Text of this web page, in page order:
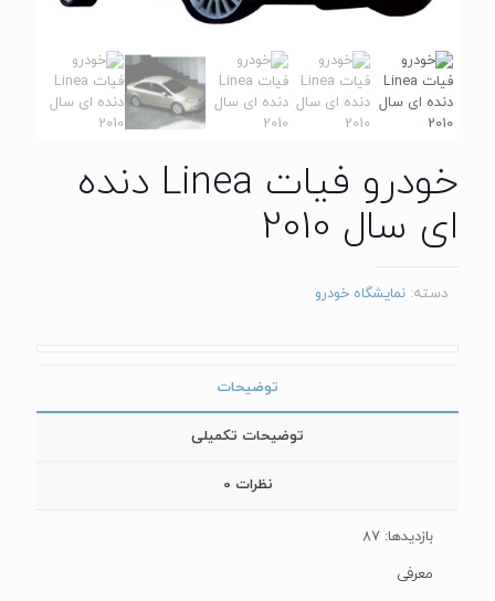
خودرو فیات Linea دنده
ای سال 2010
دسته: نمایشگاه خودرو
توضیحات
توضیحات تکمیلی
نظرات 0
بازدیدها: 87
معرفی